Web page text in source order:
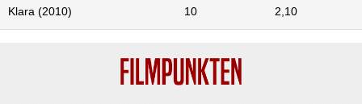
Klara (2010) 10 2,10